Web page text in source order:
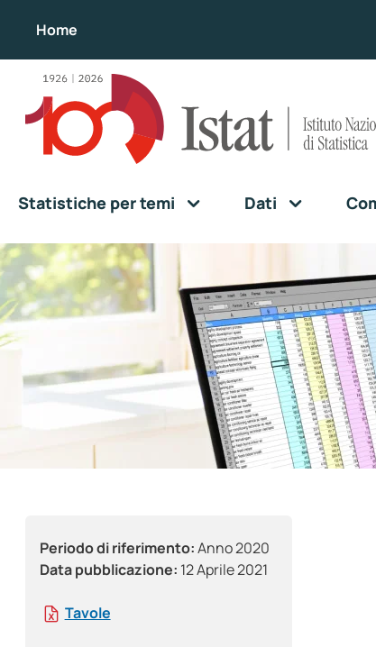
Home
Statistiche per temi Dati
Periodo di riferimento:Anno 2020
Data pubblicazione: 12 Aprile 2021
Tavole